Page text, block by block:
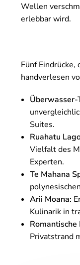
Wellen
erlebbar wird.
Fünf Eindrücke,
handverlesen
Überwasser-
Suites.
Ruahatu
Vielfalt des
Experten.
Te Mahana
Arii Moana:
Kulinarik in
Romantische
Privatstrand